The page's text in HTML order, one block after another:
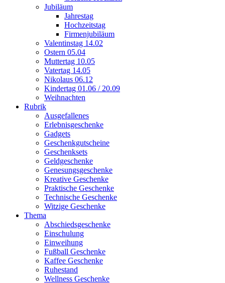
Jubiläum
Jahrestag
Hochzeitstag
Firmenjubiläum
Valentinstag 14.02
Ostern 05.04
Muttertag 10.05
Vatertag 14.05
Nikolaus 06.12
Kindertag 01.06 / 20.09
Weihnachten
Rubrik
Ausgefallenes
Erlebnisgeschenke
Gadgets
Geschenkgutscheine
Geschenksets
Geldgeschenke
Genesungsgeschenke
Kreative Geschenke
Praktische Geschenke
Technische Geschenke
Witzige Geschenke
Thema
Abschiedsgeschenke
Einschulung
Einweihung
Fußball Geschenke
Kaffee Geschenke
Ruhestand
Wellness Geschenke